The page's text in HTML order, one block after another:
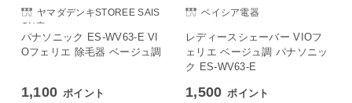
ヤマダデンキSTOREE SAIS
ON店
パナソニック ES-WV63-E VI
Oフェリエ 除毛器 ベージュ調
1,100 ポイント
ベイシア電器
レディースシェーバー VIOフ
ェリエ ベージュ調 パナソニッ
ク ES-WV63-E
1,500 ポイント